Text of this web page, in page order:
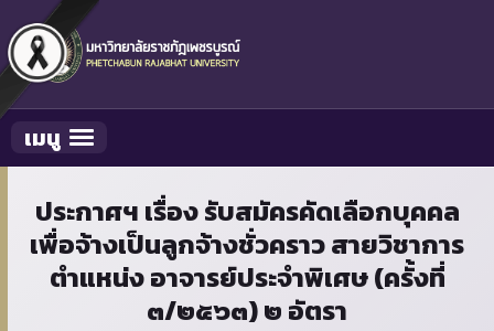
Toggle navigation
เมนู
ประกาศฯ เรื่อง รับสมัครคัดเลือกบุคคล
เพื่อจ้างเป็นลูกจ้างชั่วคราว สายวิชาการ
ตำแหน่ง อาจารย์ประจำพิเศษ (ครั้งที่
๓/๒๕๖๓) ๒ อัตรา